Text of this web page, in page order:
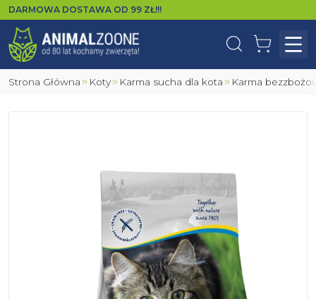
DARMOWA DOSTAWA OD 99 ZŁ!!!
WyszukajKoszyk
Strona Główna Koty Karma sucha dla kota Karma